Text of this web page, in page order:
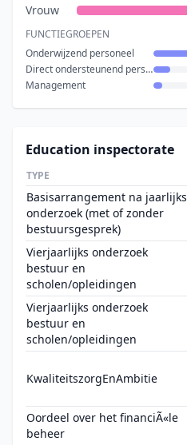
Vrouw
FUNCTIEGROEPEN
Onderwijzend personeel
Direct ondersteunend personeel
Management
Education inspectorate
TYPE
Basisarrangement na jaarlijks
onderzoek (met of zonder
bestuursgesprek)
Vierjaarlijks onderzoek
bestuur en
scholen/opleidingen
Vierjaarlijks onderzoek
bestuur en
scholen/opleidingen
KwaliteitszorgEnAmbitie
Oordeel over het financiÃ«le
beheer